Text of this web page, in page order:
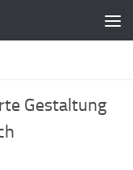
Gestaltung